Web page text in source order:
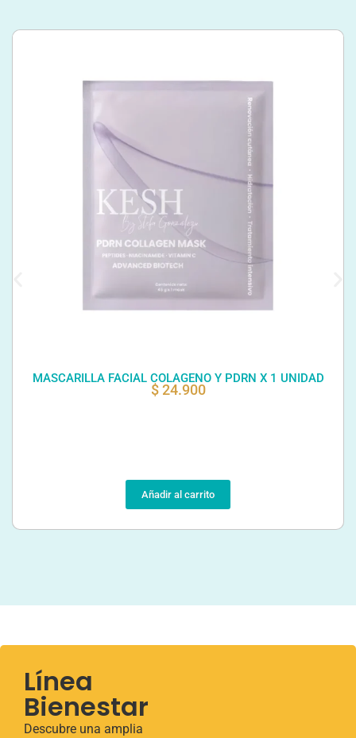
MASCARILLA FACIAL COLAGENO Y PDRN X 1 UNIDAD
$24.900
Añadir al carrito
Línea
Bienestar
Descubre una amplia